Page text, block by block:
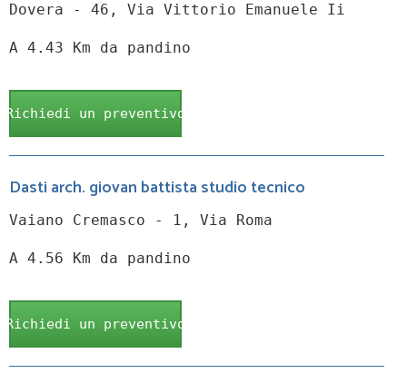
Dovera - 46, Via Vittorio Emanuele Ii
A 4.43 Km da pandino
Richiedi un preventivo
Dasti arch. giovan battista studio tecnico
Vaiano Cremasco - 1, Via Roma
A 4.56 Km da pandino
Richiedi un preventivo